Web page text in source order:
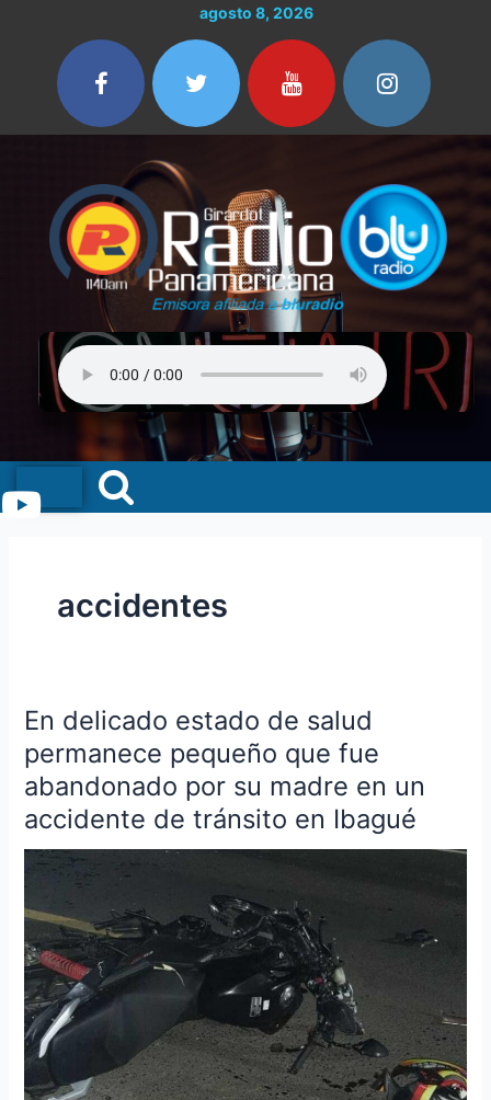
contenido
agosto 8, 2026
Menu
accidentes
En delicado estado de salud
permanece pequeño que fue
abandonado por su madre en un
accidente de tránsito en Ibagué
En
delicado
estado
de
salud
permanece
pequeño
fue
abandonado
por
su
madre
en
un